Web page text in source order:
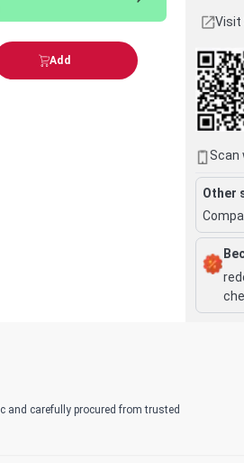
Add
Visit
Scan
Other
and carefully procured from trusted